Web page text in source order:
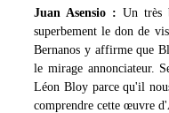
Juan Asensio : Un très
superbement le don de
Bernanos y affirme que
le mirage annonciateur.
Léon Bloy parce qu'il
comprendre cette œuvre